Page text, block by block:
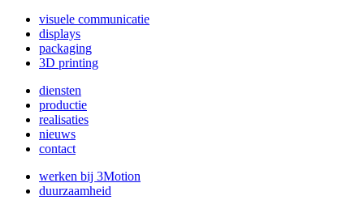
visuele communicatie
displays
packaging
3D printing
diensten
productie
realisaties
nieuws
contact
werken bij 3Motion
duurzaamheid